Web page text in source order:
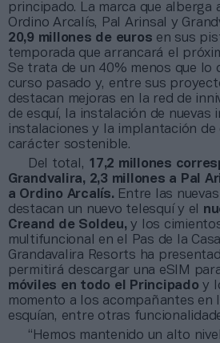
principado. La marca que alberga
Ordino Arcalís, Pal Arinsal y
20,9 millones de euros en sus
temporada que arrancará el
Se trata de un 40% menos que lo
curso pasado y, entre sus
destacan mejoras en la red de
de esquí, la instalación de nuevas
instalaciones y la implantación de
carácter sostenible.
Del total, 17,2 millones
Grandvalira, 2,3 millones a Pal
a Ordino Arcalís. Entre las
destacan un nuevo telesquí y el
Creand de Soldeu, y los
multifuncional en el Pas de la
Grandavalira Resorts ha
permitirá descargar una eSIM
móviles en todo el Principadoy
momento a los acompañantes en
esquían, entre otras
“Hemos mantenido un alto